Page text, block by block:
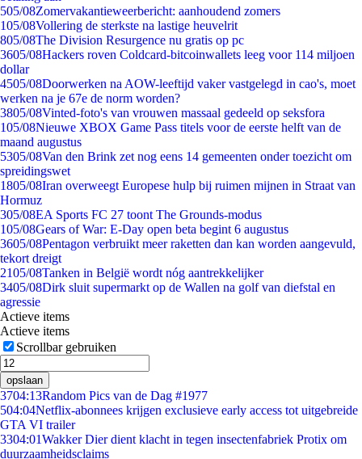
505/08Zomervakantieweerbericht: aanhoudend zomers
105/08Vollering de sterkste na lastige heuvelrit
805/08The Division Resurgence nu gratis op pc
3605/08Hackers roven Coldcard-bitcoinwallets leeg voor 114 miljoen
dollar
4505/08Doorwerken na AOW-leeftijd vaker vastgelegd in cao's, moet
werken na je 67e de norm worden?
3805/08Vinted-foto's van vrouwen massaal gedeeld op seksfora
105/08Nieuwe XBOX Game Pass titels voor de eerste helft van de
maand augustus
5305/08Van den Brink zet nog eens 14 gemeenten onder toezicht om
spreidingswet
1805/08Iran overweegt Europese hulp bij ruimen mijnen in Straat van
Hormuz
305/08EA Sports FC 27 toont The Grounds-modus
105/08Gears of War: E-Day open beta begint 6 augustus
3605/08Pentagon verbruikt meer raketten dan kan worden aangevuld,
tekort dreigt
2105/08Tanken in België wordt nóg aantrekkelijker
3405/08Dirk sluit supermarkt op de Wallen na golf van diefstal en
agressie
Actieve items
Actieve items
Scrollbar gebruiken
opslaan
3704:13Random Pics van de Dag #1977
504:04Netflix-abonnees krijgen exclusieve early access tot uitgebreide
GTA VI trailer
3304:01Wakker Dier dient klacht in tegen insectenfabriek Protix om
duurzaamheidsclaims